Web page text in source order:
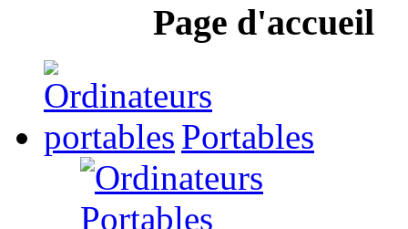
Page d'accueil
Portables